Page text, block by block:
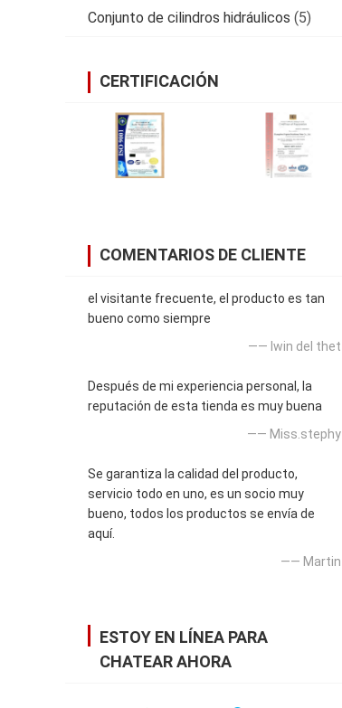
Conjunto de cilindros hidráulicos (5)
CERTIFICACIÓN
COMENTARIOS DE CLIENTE
el visitante frecuente, el producto es tan
bueno como siempre
—— lwin del thet
Después de mi experiencia personal, la
reputación de esta tienda es muy buena
—— Miss.stephy
Se garantiza la calidad del producto,
servicio todo en uno, es un socio muy
bueno, todos los productos se envía de
aquí.
—— Martin
ESTOY EN LÍNEA PARA
CHATEAR AHORA